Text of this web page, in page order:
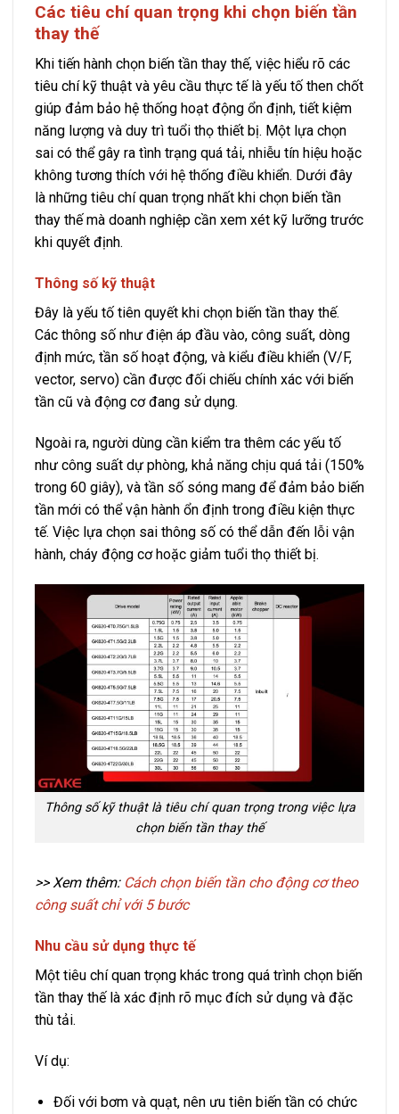
Các tiêu chí quan trọng khi chọn biến tần
thay thế
Khi tiến hành chọn biến tần thay thế, việc hiểu rõ các
tiêu chí kỹ thuật và yêu cầu thực tế là yếu tố then chốt
giúp đảm bảo hệ thống hoạt động ổn định, tiết kiệm
năng lượng và duy trì tuổi thọ thiết bị. Một lựa chọn
sai có thể gây ra tình trạng quá tải, nhiễu tín hiệu hoặc
không tương thích với hệ thống điều khiển. Dưới đây
là những tiêu chí quan trọng nhất khi chọn biến tần
thay thế mà doanh nghiệp cần xem xét kỹ lưỡng trước
khi quyết định.
Thông số kỹ thuật
Đây là yếu tố tiên quyết khi chọn biến tần thay thế.
Các thông số như điện áp đầu vào, công suất, dòng
định mức, tần số hoạt động, và kiểu điều khiển (V/F,
vector, servo) cần được đối chiếu chính xác với biến
tần cũ và động cơ đang sử dụng.
Ngoài ra, người dùng cần kiểm tra thêm các yếu tố
như công suất dự phòng, khả năng chịu quá tải (150%
trong 60 giây), và tần số sóng mang để đảm bảo biến
tần mới có thể vận hành ổn định trong điều kiện thực
tế. Việc lựa chọn sai thông số có thể dẫn đến lỗi vận
hành, cháy động cơ hoặc giảm tuổi thọ thiết bị.
Thông số kỹ thuật là tiêu chí quan trọng trong việc lựa
chọn biến tần thay thế
>> Xem thêm: Cách chọn biến tần cho động cơ theo
công suất chỉ với 5 bước
Nhu cầu sử dụng thực tế
Một tiêu chí quan trọng khác trong quá trình chọn biến
tần thay thế là xác định rõ mục đích sử dụng và đặc
thù tải.
Ví dụ:
Đối với bơm và quạt, nên ưu tiên biến tần có chức